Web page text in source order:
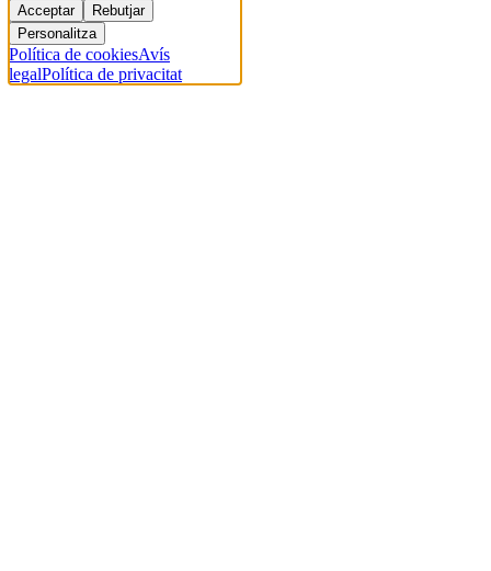
Acceptar
Rebutjar
Personalitza
Política de cookiesAvís
legalPolítica de privacitat